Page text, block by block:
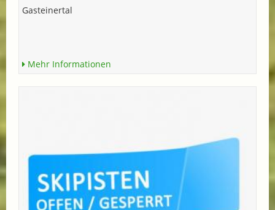
Gasteinertal
Mehr Informationen